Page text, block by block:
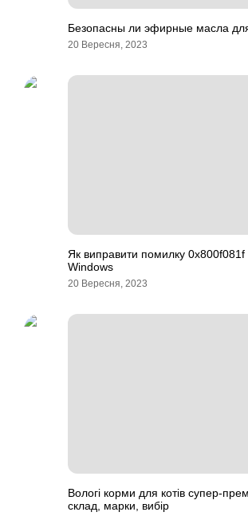
Безопасны ли эфирные масла
20 Вересня, 2023
Як виправити помилку 0x800f081f
Windows
20 Вересня, 2023
Вологі корми для котів супер-
склад, марки, вибір